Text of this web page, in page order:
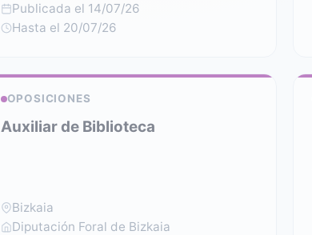
Publicada el 14/07/26
Hasta el 20/07/26
OPOSICIONES
Auxiliar de Biblioteca
Bizkaia
Diputación Foral de Bizkaia